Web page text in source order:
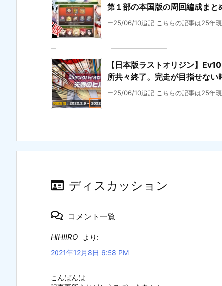
第１部の本国版の周回編成まと
ー25/06/10追記 こちらの記事は25年
【日本版ラストオリジン】
所共々終了。完走が目指せな
ー25/06/10追記 こちらの記事は25年
ディスカッション
コメント一覧
HIHIIRO
より:
2021年12月8日 6:58 PM
こんばんは